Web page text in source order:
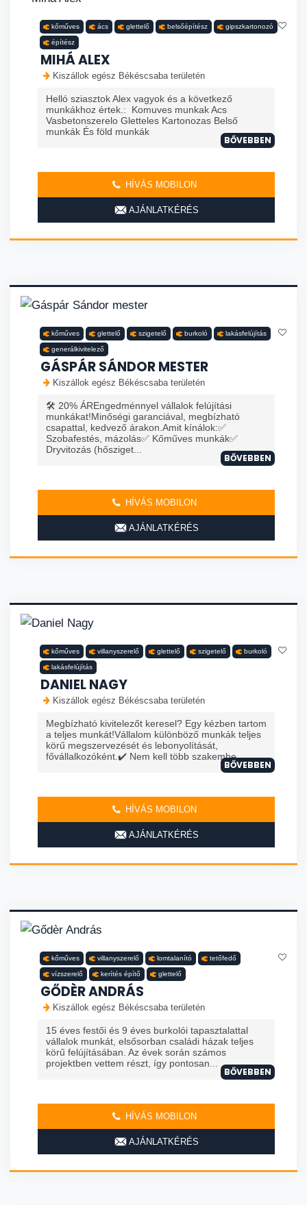
kőműves ács glettelő belsőépítész gipszkartonozó
építész
MIHÁ ALEX
Kiszállok egész Békéscsaba területén
Helló sziasztok Alex vagyok és a következő
munkákhoz értek.: Komuves munkak Acs
Vasbetonszerelo Gletteles Kartonozas Belső
munkák És föld munkák
BŐVEBBEN
HÍVÁS MOBILON
AJÁNLATKÉRÉS
kőműves glettelő szigetelő burkoló lakásfelújítás
generálkivitelező
GÁSPÁR SÁNDOR MESTER
Kiszállok egész Békéscsaba területén
🛠️ 20% ÁREngedménnyel vállalok felújítási
munkákat!Minőségi garanciával, megbízható
csapattal, kedvező árakon.Amit kínálok:✅
Szobafestés, mázolás✅ Kőműves munkák✅
Dryvitozás (hősziget...
BŐVEBBEN
HÍVÁS MOBILON
AJÁNLATKÉRÉS
kőműves villanyszerelő glettelő szigetelő burkoló
lakásfelújítás
DANIEL NAGY
Kiszállok egész Békéscsaba területén
Megbízható kivitelezőt keresel? Egy kézben tartom
a teljes munkát!Vállalom különböző munkák teljes
körű megszervezését és lebonyolítását,
fővállalkozóként.✔️ Nem kell több szakembe...
BŐVEBBEN
HÍVÁS MOBILON
AJÁNLATKÉRÉS
kőműves villanyszerelő lomtalanító tetőfedő
vízszerelő kerítés építő glettelő
GŐDÈR ANDRÁS
Kiszállok egész Békéscsaba területén
15 éves festői és 9 éves burkolói tapasztalattal
vállalok munkát, elsősorban családi házak teljes
körű felújításában. Az évek során számos
projektben vettem részt, így pontosan...
BŐVEBBEN
HÍVÁS MOBILON
AJÁNLATKÉRÉS